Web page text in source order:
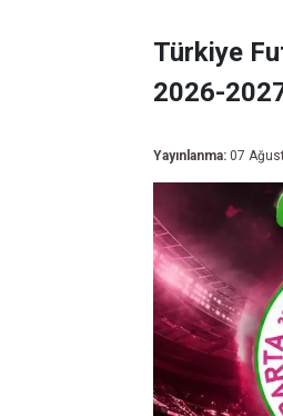
Türkiye
2026-
Yayınlanma: 07